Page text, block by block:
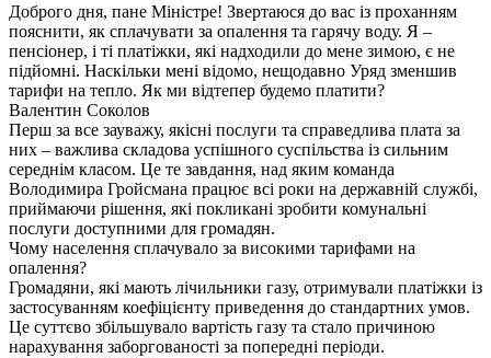
Доброго дня, пане Міністре! Звертаюся до вас із проханням
пояснити, як сплачувати за опалення та гарячу воду. Я –
пенсіонер, і ті платіжки, які надходили до мене зимою, є не
підйомні. Наскільки мені відомо, нещодавно Уряд зменшив
тарифи на тепло. Як ми відтепер будемо платити?
Валентин Соколов
Перш за все зауважу, якісні послуги та справедлива плата за
них – важлива складова успішного суспільства із сильним
середнім класом. Це те завдання, над яким команда
Володимира Гройсмана працює всі роки на державній службі,
приймаючи рішення, які покликані зробити комунальні
послуги доступними для громадян.
Чому населення сплачувало за високими тарифами на
опалення?
Громадяни, які мають лічильники газу, отримували платіжки із
застосуванням коефіцієнту приведення до стандартних умов.
Це суттєво збільшувало вартість газу та стало причиною
нарахування заборгованості за попередні періоди.